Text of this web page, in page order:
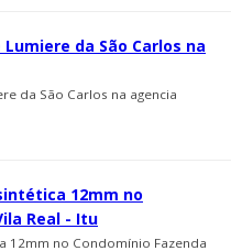
da São Carlos na
da São Carlos na agencia
12mm no
Real - Itu
12mm no Condomínio Fazenda